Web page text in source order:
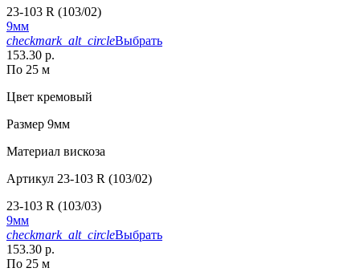
23-103 R (103/02)
9мм
checkmark_alt_circleВыбрать
153.30 р.
По 25 м
Цвет кремовый
Размер 9мм
Материал вискоза
Артикул 23-103 R (103/02)
23-103 R (103/03)
9мм
checkmark_alt_circleВыбрать
153.30 р.
По 25 м